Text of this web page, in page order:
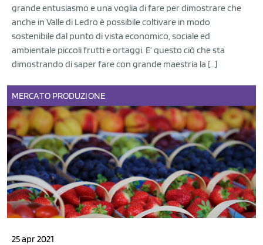
grande entusiasmo e una voglia di fare per dimostrare che
anche in Valle di Ledro è possibile coltivare in modo
sostenibile dal punto di vista economico, sociale ed
ambientale piccoli frutti e ortaggi. E’ questo ciò che sta
dimostrando di saper fare con grande maestria la […]
MERCATO PRODUZIONE
25 apr 2021